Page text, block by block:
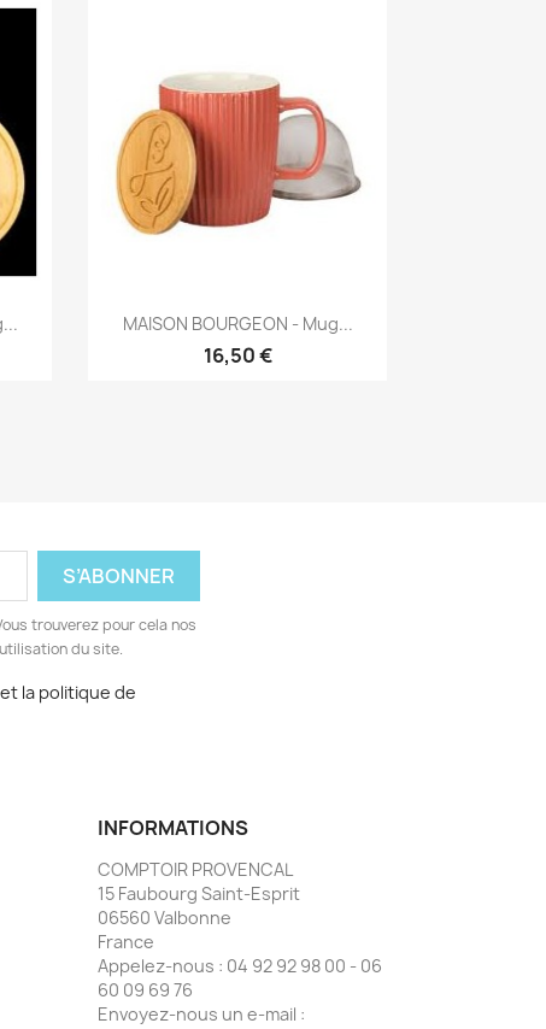
Aperçu rapide
MAISON BOURGEON - Mug...
16,50 €
trouverez pour cela nos
du site.
la politique de
INFORMATIONS
COMPTOIR PROVENCAL
15 Faubourg Saint-Esprit
06560 Valbonne
France
Appelez-nous : 04 92 92 98 00 - 06
60 09 69 76
Envoyez-nous un e-mail :